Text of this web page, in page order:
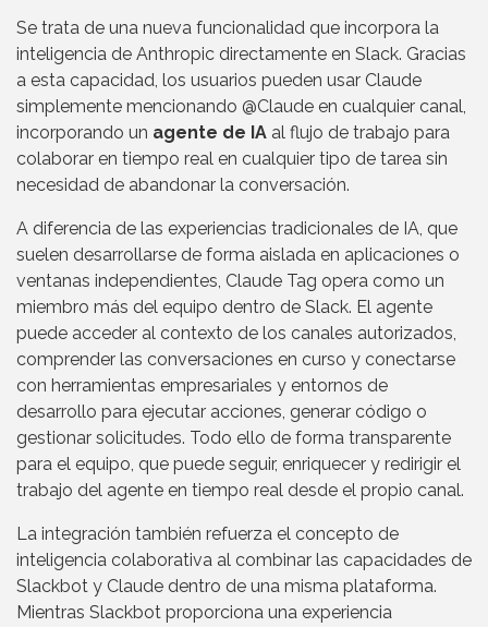
Se trata de una nueva funcionalidad que incorpora la
inteligencia de Anthropic directamente en Slack. Gracias
a esta capacidad, los usuarios pueden usar Claude
simplemente mencionando @Claude en cualquier canal,
incorporando un agente de IA al flujo de trabajo para
colaborar en tiempo real en cualquier tipo de tarea sin
necesidad de abandonar la conversación.
A diferencia de las experiencias tradicionales de IA, que
suelen desarrollarse de forma aislada en aplicaciones o
ventanas independientes, Claude Tag opera como un
miembro más del equipo dentro de Slack. El agente
puede acceder al contexto de los canales autorizados,
comprender las conversaciones en curso y conectarse
con herramientas empresariales y entornos de
desarrollo para ejecutar acciones, generar código o
gestionar solicitudes. Todo ello de forma transparente
para el equipo, que puede seguir, enriquecer y redirigir el
trabajo del agente en tiempo real desde el propio canal.
La integración también refuerza el concepto de
inteligencia colaborativa al combinar las capacidades de
Slackbot y Claude dentro de una misma plataforma.
Mientras Slackbot proporciona una experiencia